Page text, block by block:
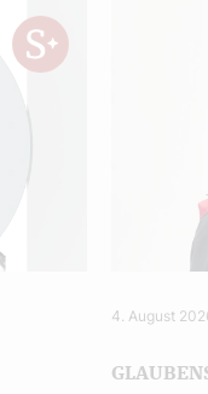
4. August